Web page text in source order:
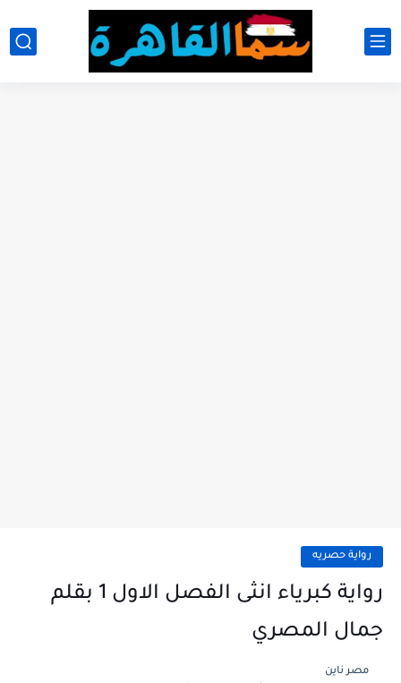
رواية حصريه
رواية كبرياء انثى الفصل الاول 1 بقلم
جمال المصري
مصر ناين